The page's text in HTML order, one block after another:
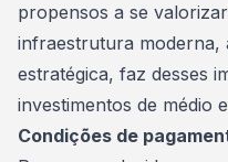
propensos a se
infraestrutura moderna,
estratégica, faz desses
investimentos de médio
Condições de